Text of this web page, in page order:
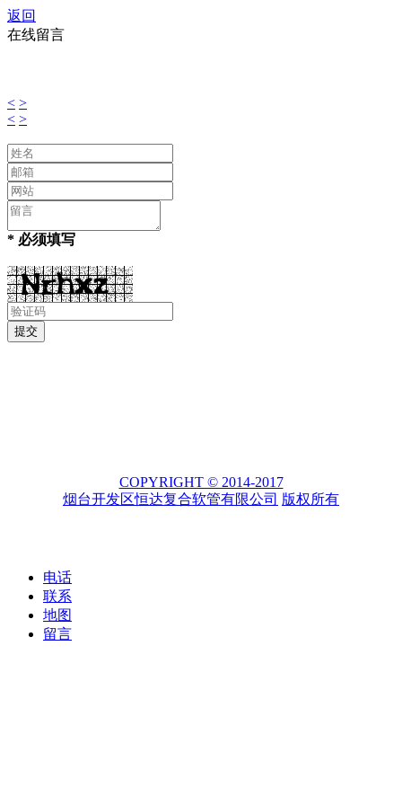
返回
在线留言
< >
< >
* 必须填写
COPYRIGHT © 2014-2017
烟台开发区恒达复合软管有限公司 版权所有
电话
联系
地图
留言